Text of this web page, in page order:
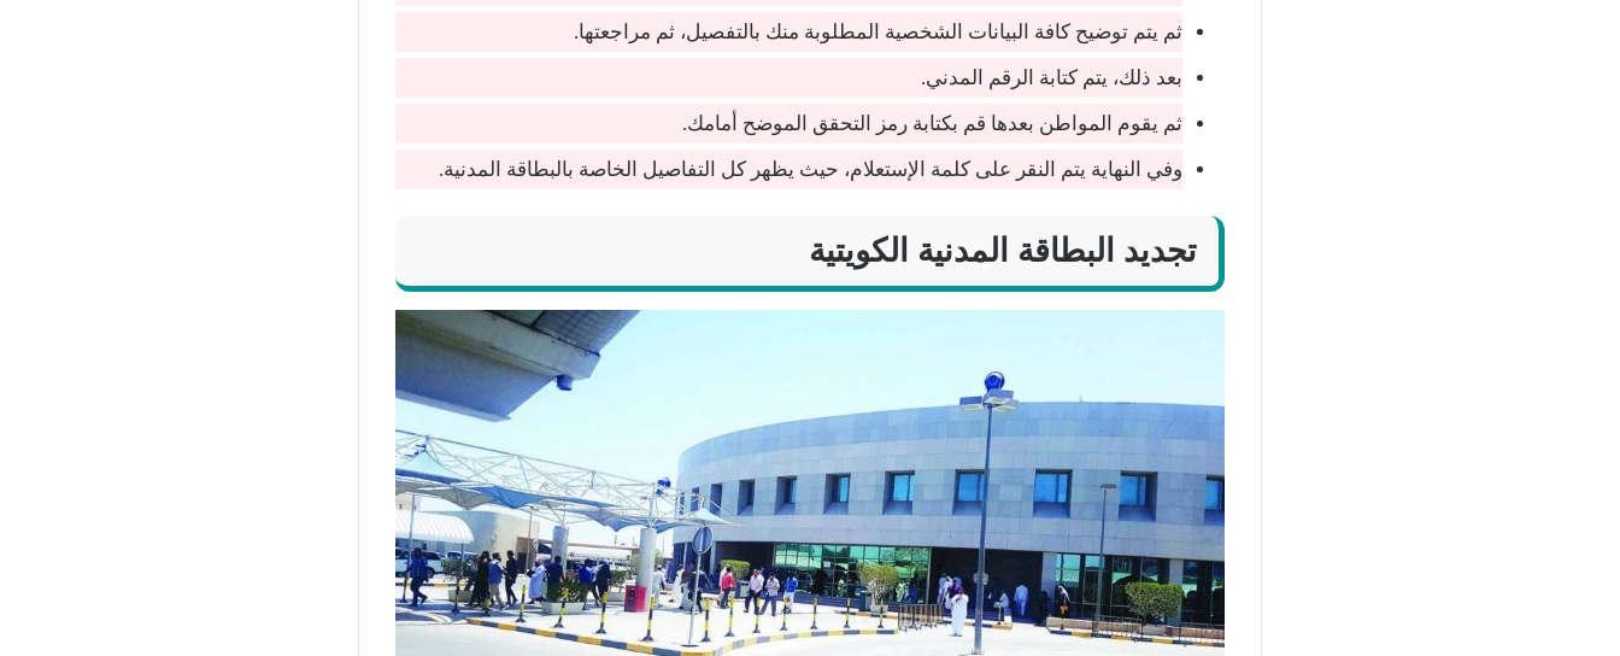
ثم يتم توضيح كافة البيانات الشخصية المطلوبة منك بالتفصيل، ثم مراجعتها.
بعد ذلك، يتم كتابة الرقم المدني.
ثم يقوم المواطن بعدها قم بكتابة رمز التحقق الموضح أمامك.
وفي النهاية يتم النقر على كلمة الإستعلام، حيث يظهر كل التفاصيل الخاصة بالبطاقة المدنية.
تجديد البطاقة المدنية الكويتية